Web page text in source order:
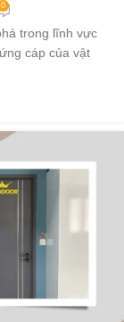
0
trong lĩnh vực
cáp của vật